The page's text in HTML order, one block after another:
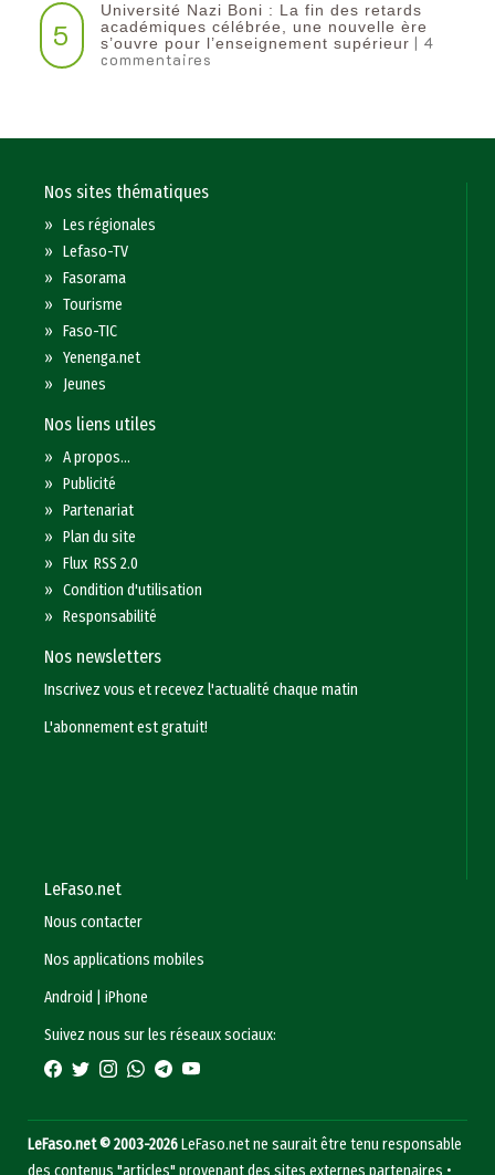
5
Université Nazi Boni : La fin des retards
académiques célébrée, une nouvelle ère
s’ouvre pour l’enseignement supérieur | 4
commentaires
Nos sites thématiques
»Les régionales
»Lefaso-TV
»Fasorama
»Tourisme
»Faso-TIC
»Yenenga.net
» Jeunes
Nos liens utiles
»A propos...
»Publicité
»Partenariat
»Plan du site
»Flux RSS 2.0
»Condition d'utilisation
»Responsabilité
Nos newsletters
Inscrivez vous et recevez l'actualité chaque matin
L'abonnement est gratuit!
LeFaso.net
Nous contacter
Nos applications mobiles
Android
|iPhone
Suivez nous sur les réseaux sociaux:
LeFaso.net © 2003-2026LeFaso.net ne saurait être tenu responsable
des contenus "articles" provenant des sites externes partenaires •